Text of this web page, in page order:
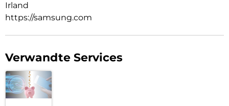
Irland
https://samsung.com
Verwandte Services